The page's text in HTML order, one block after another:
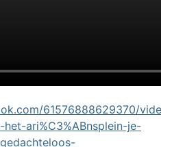
61576888629370/videos/
ari%C3%ABnsplein-je-